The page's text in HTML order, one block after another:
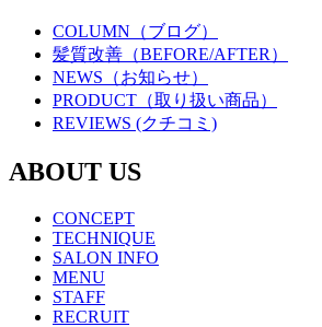
COLUMN（ブログ）
髪質改善（BEFORE/AFTER）
NEWS（お知らせ）
PRODUCT（取り扱い商品）
REVIEWS (クチコミ)
ABOUT US
CONCEPT
TECHNIQUE
SALON INFO
MENU
STAFF
RECRUIT